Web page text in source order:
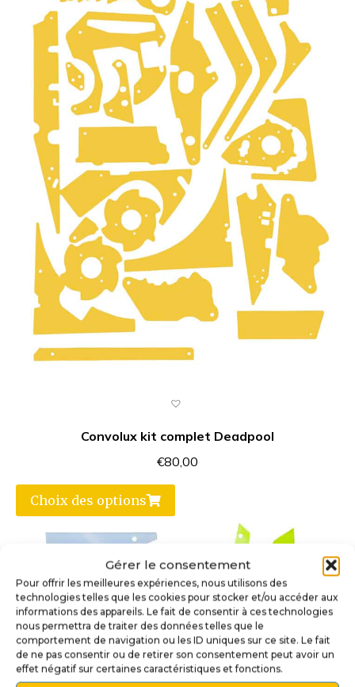
Gérer le consentement
Pour offrir les meilleures expériences, nous utilisons des
technologies telles que les cookies pour stocker et/ou accéder aux
informations des appareils. Le fait de consentir à ces technologies
nous permettra de traiter des données telles que le
comportement de navigation ou les ID uniques sur ce site. Le fait
de ne pas consentir ou de retirer son consentement peut avoir un
effet négatif sur certaines caractéristiques et fonctions.
Convolux kit complet Deadpool
€80,00
Choix des options